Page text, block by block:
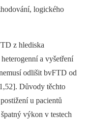
logického
z hlediska
a vyšetření
odlišit bvFTD od
Důvody těchto
u pacientů
výkon v testech